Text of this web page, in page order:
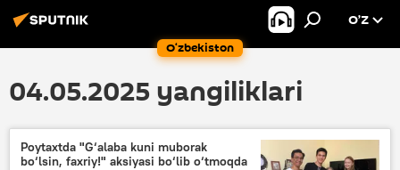
O‘zbekiston
O’Z
04.05.2025 yangiliklari
Poytaxtda "G‘alaba kuni muborak
bo‘lsin, faxriy!" aksiyasi bo‘lib o‘tmoqda